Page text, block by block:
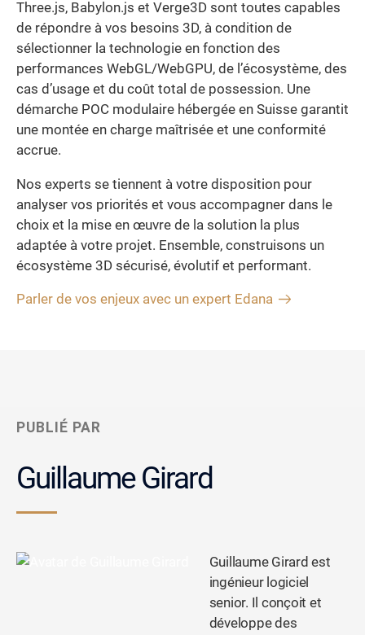
Three.js, Babylon.js et Verge3D sont toutes capables
de répondre à vos besoins 3D, à condition de
sélectionner la technologie en fonction des
performances WebGL/WebGPU, de l’écosystème, des
cas d’usage et du coût total de possession. Une
démarche POC modulaire hébergée en Suisse garantit
une montée en charge maîtrisée et une conformité
accrue.
Nos experts se tiennent à votre disposition pour
analyser vos priorités et vous accompagner dans le
choix et la mise en œuvre de la solution la plus
adaptée à votre projet. Ensemble, construisons un
écosystème 3D sécurisé, évolutif et performant.
Parler de vos enjeux avec un expert Edana
PUBLIÉ PAR
Guillaume Girard
Guillaume Girard est
ingénieur logiciel
senior. Il conçoit et
développe des